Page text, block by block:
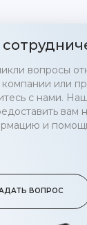
вопросы
или
с нами.
и
ВОПРОС